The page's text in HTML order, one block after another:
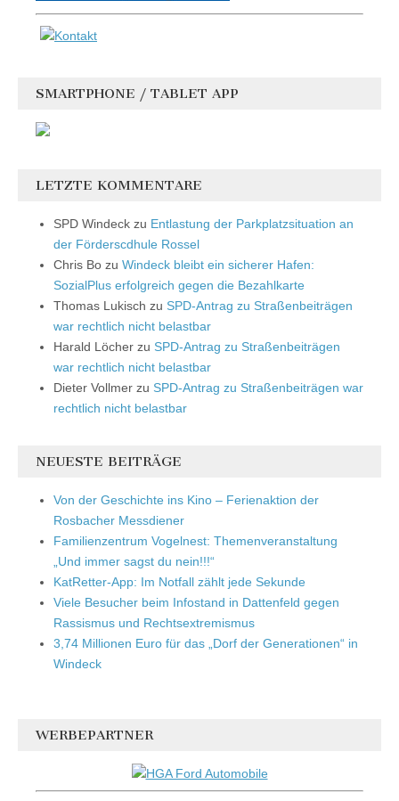
SMARTPHONE / TABLET APP
LETZTE KOMMENTARE
SPD Windeck zu Entlastung der Parkplatzsituation an
der Förderscdhule Rossel
Chris Bo zu Windeck bleibt ein sicherer Hafen:
SozialPlus erfolgreich gegen die Bezahlkarte
Thomas Lukisch zu SPD-Antrag zu Straßenbeiträgen
war rechtlich nicht belastbar
Harald Löcher zu SPD-Antrag zu Straßenbeiträgen
war rechtlich nicht belastbar
Dieter Vollmer zu SPD-Antrag zu Straßenbeiträgen war
rechtlich nicht belastbar
NEUESTE BEITRÄGE
Von der Geschichte ins Kino – Ferienaktion der
Rosbacher Messdiener
Familienzentrum Vogelnest: Themenveranstaltung
„Und immer sagst du nein!!!“
KatRetter-App: Im Notfall zählt jede Sekunde
Viele Besucher beim Infostand in Dattenfeld gegen
Rassismus und Rechtsextremismus
3,74 Millionen Euro für das „Dorf der Generationen“ in
Windeck
WERBEPARTNER